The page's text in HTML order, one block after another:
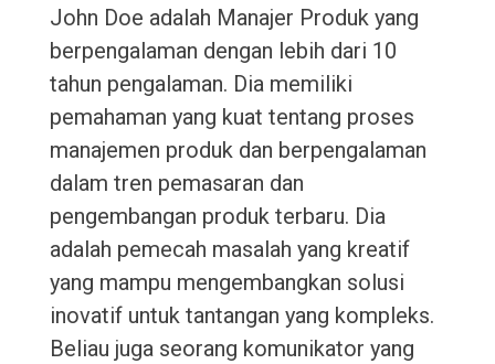
John Doe adalah Manajer Produk yang
berpengalaman dengan lebih dari 10
tahun pengalaman. Dia memiliki
pemahaman yang kuat tentang proses
manajemen produk dan berpengalaman
dalam tren pemasaran dan
pengembangan produk terbaru. Dia
adalah pemecah masalah yang kreatif
yang mampu mengembangkan solusi
inovatif untuk tantangan yang kompleks.
Beliau juga seorang komunikator yang